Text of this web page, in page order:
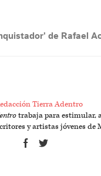
de Rafael
Tierra Adentro
trabaja para estimular,
y artistas jóvenes de